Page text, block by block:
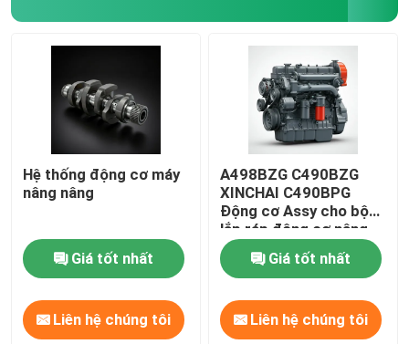
Hệ thống động cơ máy
nâng nâng
Giá tốt nhất
Liên hệ chúng tôi
A498BZG C490BZG
XINCHAI C490BPG
Động cơ Assy cho bộ
lắp ráp động cơ nâng
Giá tốt nhất
Liên hệ chúng tôi